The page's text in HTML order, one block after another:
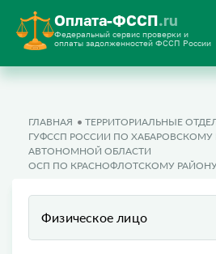
Оплата-ФССП.ru
Федеральный сервис проверки и
оплаты задолженностей ФССП России
ГЛАВНАЯ
ТЕРРИТОРИАЛЬНЫЕ
ГУФССП РОССИИ ПО ХАБАРОВСКОМУ
АВТОНОМНОЙ ОБЛАСТИ
ОСП ПО КРАСНОФЛОТСКОМУ РАЙОНУ
Физическое лицо